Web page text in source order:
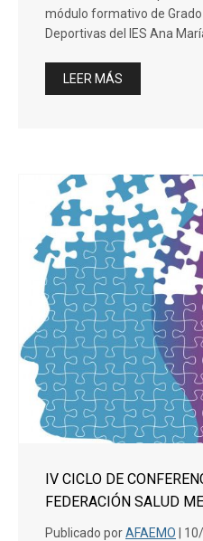
módulo formativo de
Deportivas del IES Ana
LEER MÁS
IV CICLO DE
FEDERACIÓN SALUD
Publicado porAFAEMO |